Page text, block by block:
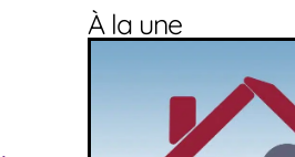
À la une